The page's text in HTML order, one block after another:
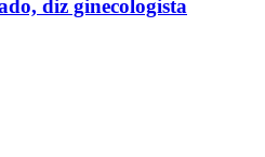
diz ginecologista